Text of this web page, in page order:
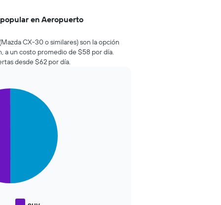
en Aeropuerto
CX-30 o similares) son la opción
a un costo promedio de $58 por día.
desde $62 por día.